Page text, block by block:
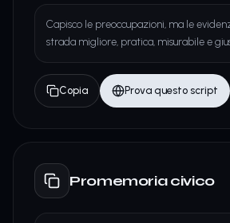
Capisco le preoccupazioni, ma le
strada migliore, pratica, misurabile e
Copia Prova questo script
Promemoria civico